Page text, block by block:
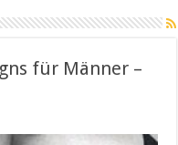
für Männer –